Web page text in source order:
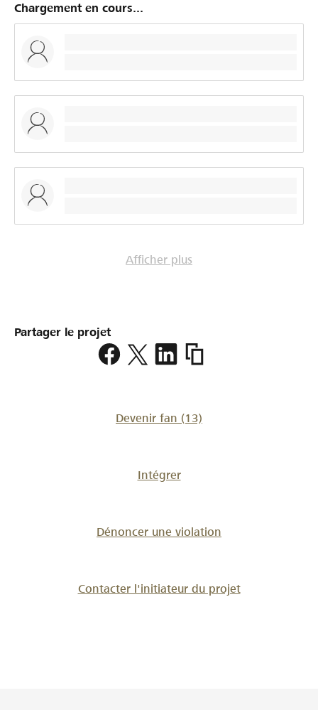
Chargement en cours...
Afficher plus
Partager le projet
https://
Devenir fan (13)
Intégrer
Dénoncer une violation
Contacter l'initiateur du projet